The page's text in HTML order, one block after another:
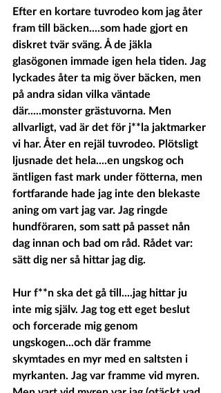
Efter en kortare tuvrodeo kom jag åter
fram till bäcken....som hade gjort en
diskret tvär sväng. Å de jäkla
glasögonen immade igen hela tiden. Jag
lyckades åter ta mig över bäcken, men
på andra sidan vilka väntade
där.....monster grästuvorna. Men
allvarligt, vad är det för j**la jaktmarker
vi har. Åter en rejäl tuvrodeo. Plötsligt
ljusnade det hela....en ungskog och
äntligen fast mark under fötterna, men
fortfarande hade jag inte den blekaste
aning om vart jag var. Jag ringde
hundföraren, som satt på passet nån
dag innan och bad om råd. Rådet var:
sätt dig ner så hittar jag dig.
Hur f**n ska det gå till....jag hittar ju
inte mig själv. Jag tog ett eget beslut
och forcerade mig genom
ungskogen...och där framme
skymtades en myr med en saltsten i
myrkanten. Jag var framme vid myren.